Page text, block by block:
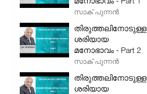
സാക് പുന്നൻ
തിരുത്തലിനോടുള്ള
ശരിയായ
മനോഭാവം - Part 2
സാക് പുന്നൻ
തിരുത്തലിനോടുള്ള
ശരിയായ